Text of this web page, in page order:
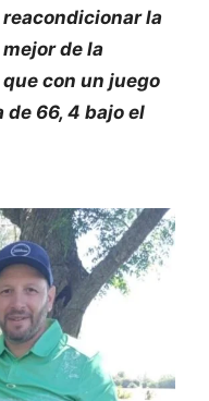
la
de la
con un juego
66, 4 bajo el